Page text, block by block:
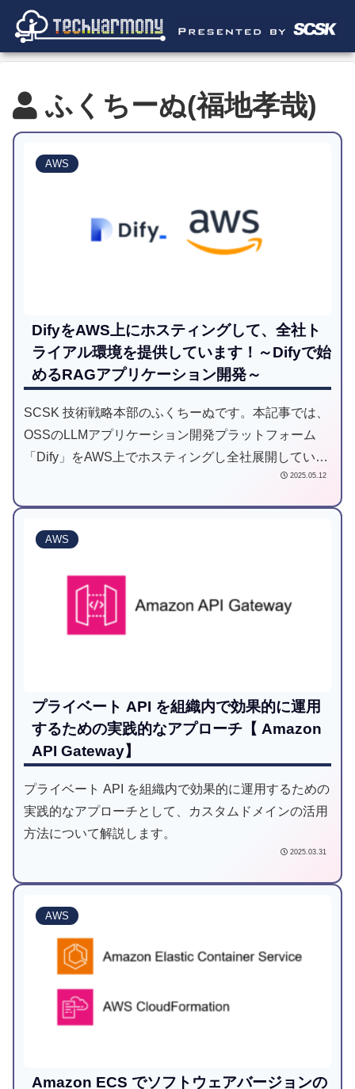
ふくちーぬ(福地孝哉)
AWS
DifyをAWS上にホスティングして、全社ト
ライアル環境を提供しています！～Difyで始
めるRAGアプリケーション開発～
SCSK 技術戦略本部のふくちーぬです。本記事では、
OSSのLLMアプリケーション開発プラットフォーム
「Dify」をAWS上でホスティングし全社展開している
2025.05.12
AWS
プライベート API を組織内で効果的に運用
するための実践的なアプローチ【 Amazon
API Gateway】
プライベート API を組織内で効果的に運用するための
実践的なアプローチとして、カスタムドメインの活用
方法について解説します。
2025.03.31
AWS
Amazon ECS でソフトウェアバージョンの